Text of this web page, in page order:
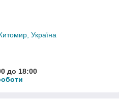
Україна
до 18:00